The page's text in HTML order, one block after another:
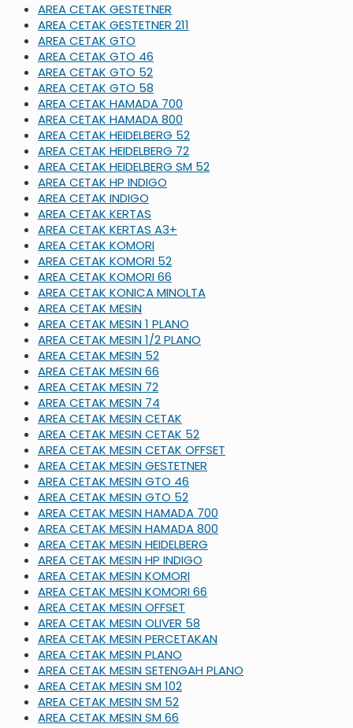
AREA CETAK GESTETNER
AREA CETAK GESTETNER 211
AREA CETAK GTO
AREA CETAK GTO 46
AREA CETAK GTO 52
AREA CETAK GTO 58
AREA CETAK HAMADA 700
AREA CETAK HAMADA 800
AREA CETAK HEIDELBERG 52
AREA CETAK HEIDELBERG 72
AREA CETAK HEIDELBERG SM 52
AREA CETAK HP INDIGO
AREA CETAK INDIGO
AREA CETAK KERTAS
AREA CETAK KERTAS A3+
AREA CETAK KOMORI
AREA CETAK KOMORI 52
AREA CETAK KOMORI 66
AREA CETAK KONICA MINOLTA
AREA CETAK MESIN
AREA CETAK MESIN 1 PLANO
AREA CETAK MESIN 1/2 PLANO
AREA CETAK MESIN 52
AREA CETAK MESIN 66
AREA CETAK MESIN 72
AREA CETAK MESIN 74
AREA CETAK MESIN CETAK
AREA CETAK MESIN CETAK 52
AREA CETAK MESIN CETAK OFFSET
AREA CETAK MESIN GESTETNER
AREA CETAK MESIN GTO 46
AREA CETAK MESIN GTO 52
AREA CETAK MESIN HAMADA 700
AREA CETAK MESIN HAMADA 800
AREA CETAK MESIN HEIDELBERG
AREA CETAK MESIN HP INDIGO
AREA CETAK MESIN KOMORI
AREA CETAK MESIN KOMORI 66
AREA CETAK MESIN OFFSET
AREA CETAK MESIN OLIVER 58
AREA CETAK MESIN PERCETAKAN
AREA CETAK MESIN PLANO
AREA CETAK MESIN SETENGAH PLANO
AREA CETAK MESIN SM 102
AREA CETAK MESIN SM 52
AREA CETAK MESIN SM 66